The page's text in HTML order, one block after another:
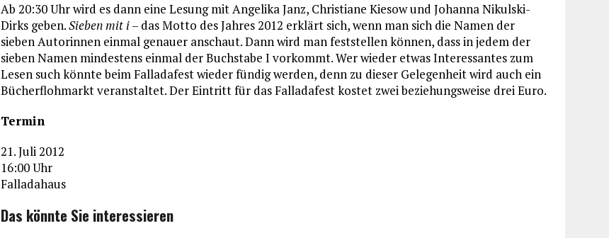
Ab 20:30 Uhr wird es dann eine Lesung mit Angelika Janz, Christiane Kiesow und Johanna Nikulski-
Dirks geben.Sieben mit i– das Motto des Jahres 2012 erklärt sich, wenn man sich die Namen der
sieben Autorinnen einmal genauer anschaut. Dann wird man feststellen können, dass in jedem der
sieben Namen mindestens einmal der Buchstabe I vorkommt. Wer wieder etwas Interessantes zum
Lesen such könnte beim Falladafest wieder fündig werden, denn zu dieser Gelegenheit wird auch ein
Bücherflohmarkt veranstaltet. Der Eintritt für das Falladafest kostet zwei beziehungsweise drei Euro.
Termin
21. Juli 2012
16:00 Uhr
Falladahaus
Das könnte Sie interessieren